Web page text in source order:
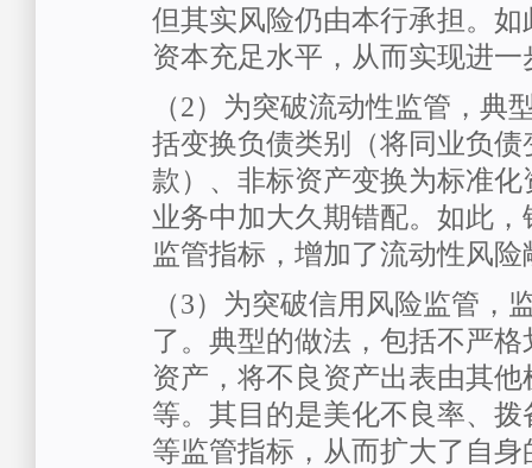
但其实风险仍由本行承担。
资本充足水平，从而实现进一
（2）为突破流动性监管，典
括变换负债类别（将同业负债
款）、非标资产变换为标准
业务中加大久期错配。如此
监管指标，增加了流动性风险
（3）为突破信用风险监管，
了。典型的做法，包括不严
资产，将不良资产出表由其
等。其目的是美化不良率、
等监管指标，从而扩大了自